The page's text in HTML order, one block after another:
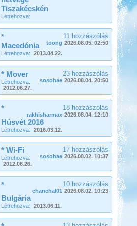
Beküldte:Nemo25
1 nappal az indulás előtt Toscana
lett a befutó....
Görögország-Albánia-
Montenegró
Beküldte:PSteve
ismét Görögországban nyaraltunk...
Hellas 2011
Beküldte:Nemo25
Tiszakécskén
Létrehozva:
11 hozzászólás
toong 2026.08.05. 02:50
*
Macedónia
Létrehozva: 2013.04.22.
23 hozzászólás
sosohae 2026.08.04. 20:50
* Mover
Létrehozva:
2012.06.27.
18 hozzászólás
rakhisharmax 2026.08.04. 12:10
*
Húsvét 2016
Létrehozva: 2016.03.12.
17 hozzászólás
sosohae 2026.08.02. 10:37
* Wi-Fi
Létrehozva:
2012.06.26.
10 hozzászólás
chanchal01 2026.08.02. 10:23
*
Bulgária
Létrehozva: 2013.06.11.